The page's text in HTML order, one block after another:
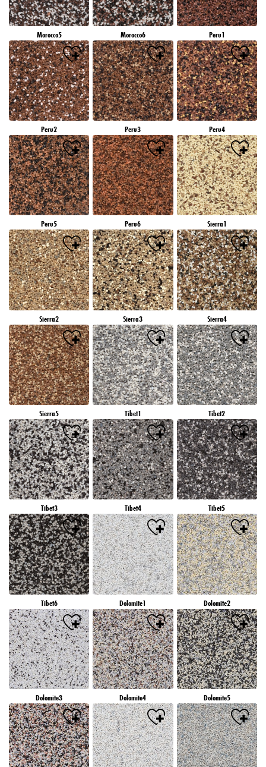
Morocco5 Morocco6 Peru1
Peru2 Peru3 Peru4
Peru5 Peru6 Sierra1
Sierra2 Sierra3 Sierra4
Sierra5 Tibet1 Tibet2
Tibet3 Tibet4 Tibet5
Tibet6 Dolomite1 Dolomite2
Dolomite3 Dolomite4 Dolomite5